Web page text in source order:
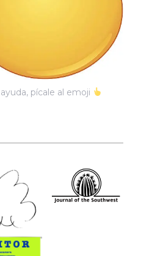
pícale al emoji